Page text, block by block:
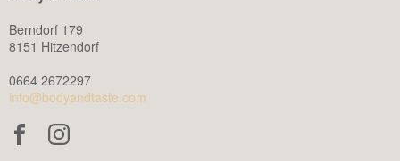
Berndorf 179
8151 Hitzendorf
0664 2672297
info@bodyandtaste.com